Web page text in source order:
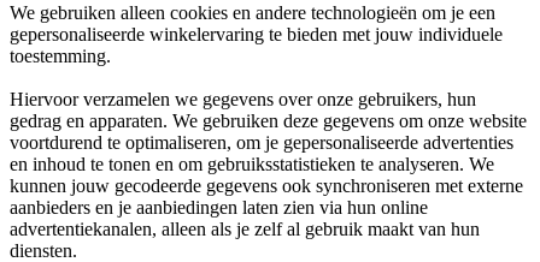
We gebruiken alleen cookies en andere technologieën om je een
gepersonaliseerde winkelervaring te bieden met jouw individuele
toestemming.
Hiervoor verzamelen we gegevens over onze gebruikers, hun
gedrag en apparaten. We gebruiken deze gegevens om onze website
voortdurend te optimaliseren, om je gepersonaliseerde advertenties
en inhoud te tonen en om gebruiksstatistieken te analyseren. We
kunnen jouw gecodeerde gegevens ook synchroniseren met externe
aanbieders en je aanbiedingen laten zien via hun online
advertentiekanalen, alleen als je zelf al gebruik maakt van hun
diensten.